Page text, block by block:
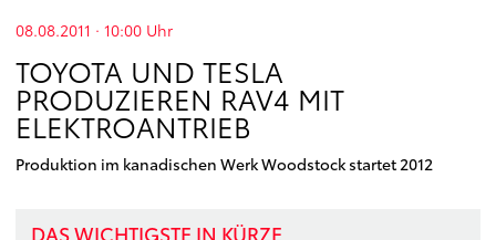
08.08.2011 · 10:00 Uhr
TOYOTA UND TESLA
PRODUZIEREN RAV4 MIT
ELEKTROANTRIEB
Produktion im kanadischen Werk Woodstock startet 2012
DAS WICHTIGSTE IN KÜRZE